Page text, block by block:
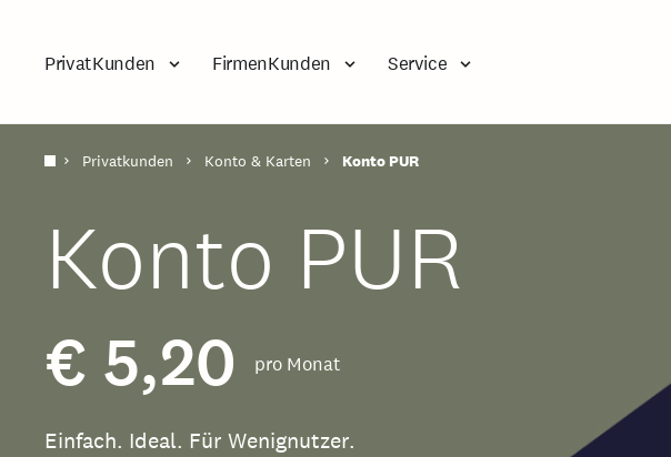
PrivatKunden FirmenKunden Service
Privatkunden Konto & Karten Konto PUR
Konto PUR
€ 5,20 pro Monat
Einfach. Ideal. Für Wenignutzer.